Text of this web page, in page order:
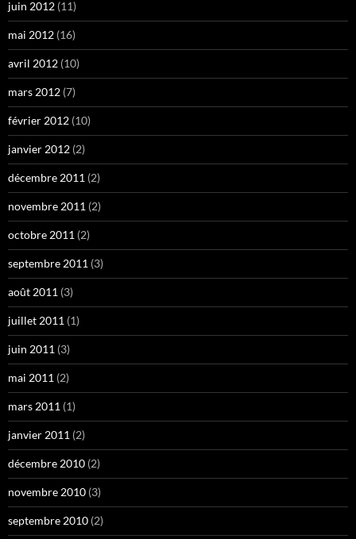
juin 2012 (11)
mai 2012 (16)
avril 2012 (10)
mars 2012 (7)
février 2012 (10)
janvier 2012 (2)
décembre 2011 (2)
novembre 2011 (2)
octobre 2011 (2)
septembre 2011 (3)
août 2011 (3)
juillet 2011 (1)
juin 2011 (3)
mai 2011 (2)
mars 2011 (1)
janvier 2011 (2)
décembre 2010 (2)
novembre 2010 (3)
septembre 2010 (2)